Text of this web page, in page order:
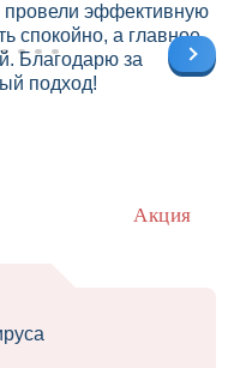
провели эффективную
спокойно, а главное,
Благодарю за
подход!
Акция